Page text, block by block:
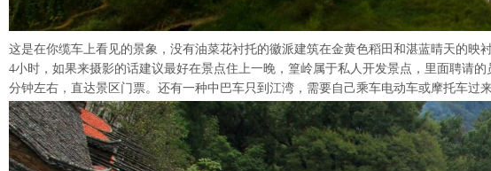
这是在你缆车上看见的景象，没有油菜花衬托的徽派建筑在金黄色稻田和湛蓝晴天的
4小时，如果来摄影的话建议最好在景点住上一晚，篁岭属于私人开发景点，里面聘请
分钟左右，直达景区门票。还有一种中巴车只到江湾，需要自己乘车电动车或摩托车